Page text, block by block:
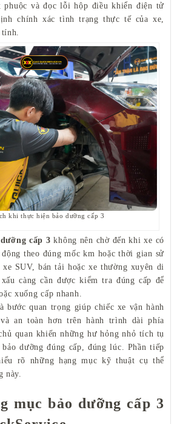
phuộc và đọc lỗi hộp điều khiển điện tử
chính xác tình trạng thực tế của xe,
khi thực hiện bảo dưỡng cấp 3
cấp 3 không nên chờ đến khi xe có
theo đúng mốc km hoặc thời gian sử
SUV, bán tải hoặc xe thường xuyên di
càng cần được kiểm tra đúng cấp để
xuống cấp nhanh.
bước quan trọng giúp chiếc xe vận hành
an toàn hơn trên hành trình dài phía
quan khiến những hư hỏng nhỏ tích tụ
dưỡng đúng cấp, đúng lúc. Phần tiếp
rõ những hạng mục kỹ thuật cụ thể
này.
mục bảo dưỡng cấp 3